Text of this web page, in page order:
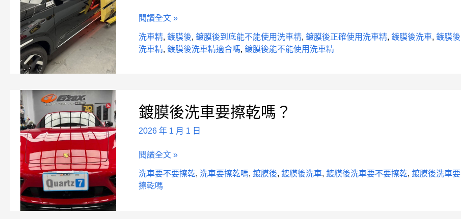
精
適
合
閱讀全文 »
洗車精,鍍膜後,鍍膜後到底能不能使用洗車精,鍍膜後正確使用洗車精,鍍膜後洗車,鍍膜後
洗車精,鍍膜後洗車精適合嗎,鍍膜後能不能使用洗車精
鍍膜後洗車要擦乾嗎？
2026 年 1 月 1 日
膜
後
洗
要
擦
乾
閱讀全文 »
洗車要不要擦乾,洗車要擦乾嗎,鍍膜後,鍍膜後洗車,鍍膜後洗車要不要擦乾,鍍膜後洗車要
擦乾嗎